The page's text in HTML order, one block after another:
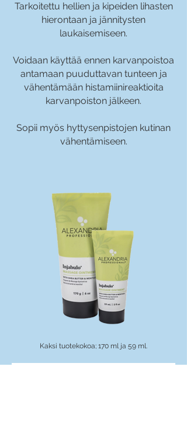
Tarkoitettu hellien ja kipeiden lihasten
hierontaan ja jännitysten
laukaisemiseen.
Voidaan käyttää ennen karvanpoistoa
antamaan puuduttavan tunteen ja
vähentämään histamiinireaktioita
karvanpoiston jälkeen.
Sopii myös hyttysenpistojen kutinan
vähentämiseen.
Kaksi tuotekokoa; 170 ml ja 59 ml.